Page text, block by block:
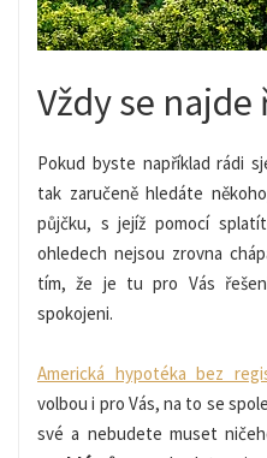
Vždy se najde
Pokud byste například rádi
tak zaručeně hledáte
půjčku, s jejíž pomocí
ohledech nejsou zrovna
tím, že je tu pro Vás
spokojeni.
Americká hypotéka bez
volbou i pro Vás, na to se
své a nebudete muset